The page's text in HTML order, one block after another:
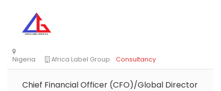
Chief Financial Officer (CFO)/Global Director